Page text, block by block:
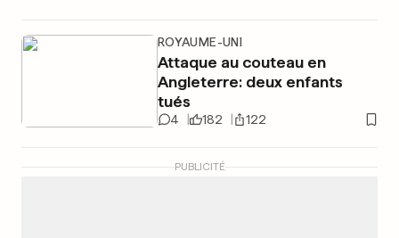
ROYAUME-UNI
Attaque au couteau en
Angleterre: deux enfants
tués
4 182 122
PUBLICITÉ